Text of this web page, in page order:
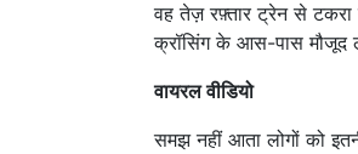
वह तेज़ रफ़्तार ट्रेन से
क्रॉसिंग के आस-पास मौजूद
वायरल वीडियो
समझ नहीं आता लोगों को